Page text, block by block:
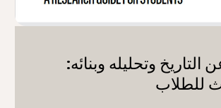
التاريخ وتحليله وبنائه:
للطلاب